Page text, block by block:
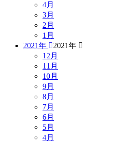
4月
3月
2月
1月
2021年
2021年
12月
11月
10月
9月
8月
7月
6月
5月
4月